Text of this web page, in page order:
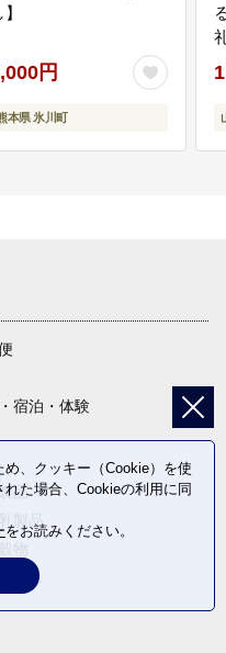
円
本県 氷川町
宿泊・体験
品
製品
なし
、クッキー（Cookie）を使
た場合、Cookieの利用に同
をお読みください。